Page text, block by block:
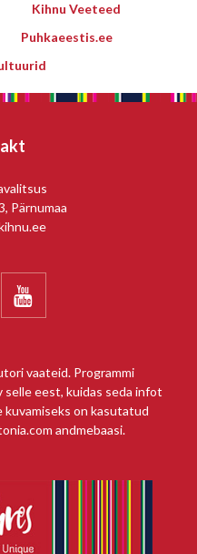
Kihnu Veeteed
Puhkaeestis.ee
Pärnumaa

vaateid. Programmi
eest, kuidas seda infot
on kasutatud
andmebaasi.